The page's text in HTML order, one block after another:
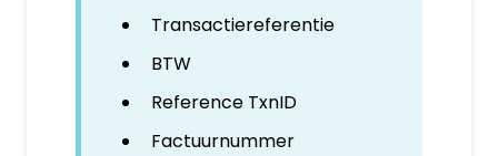
Transactiereferentie
BTW
Reference TxnID
Factuurnummer